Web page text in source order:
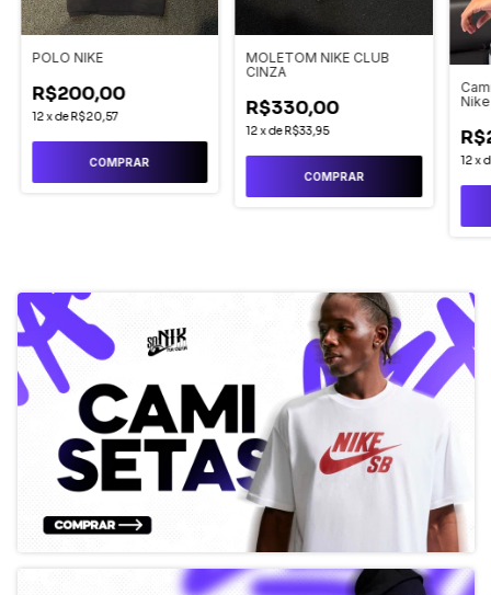
POLO NIKE
R$200,00
12xdeR$20,57
COMPRAR
MOLETOM NIKE CLUB
CINZA
R$330,00
12xdeR$33,95
COMPRAR
12x